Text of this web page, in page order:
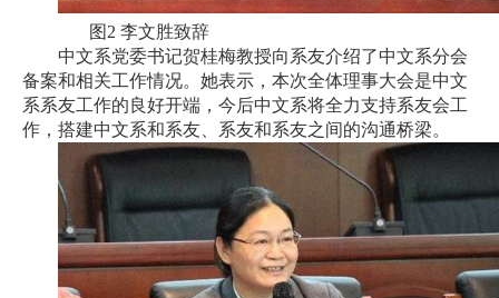
设
合
图2 李文胜致辞
中文系党委书记贺桂梅教授向系友介绍了中文系分会
备案和相关工作情况。她表示，本次全体理事大会是中文
系系友工作的良好开端，今后中文系将全力支持系友会工
作，搭建中文系和系友、系友和系友之间的沟通桥梁。